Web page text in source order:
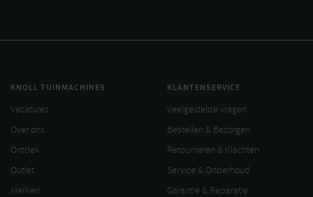
KNOLL TUINMACHINES
Vacatures
Over ons
Ontdek
Outlet
Merken
KLANTENSERVICE
Veelgestelde vragen
Bestellen & Bezorgen
Retourneren & Klachten
Service & Onderhoud
Garantie & Reparatie